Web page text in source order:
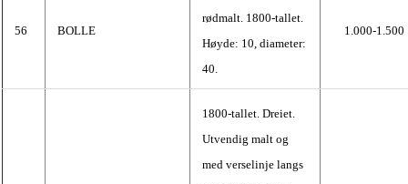
56 BOLLE
rødmalt. 1800-tallet.
Høyde: 10, diameter:
40.
1.000-1.500
1800-tallet. Dreiet.
Utvendig malt og
med verselinje langs